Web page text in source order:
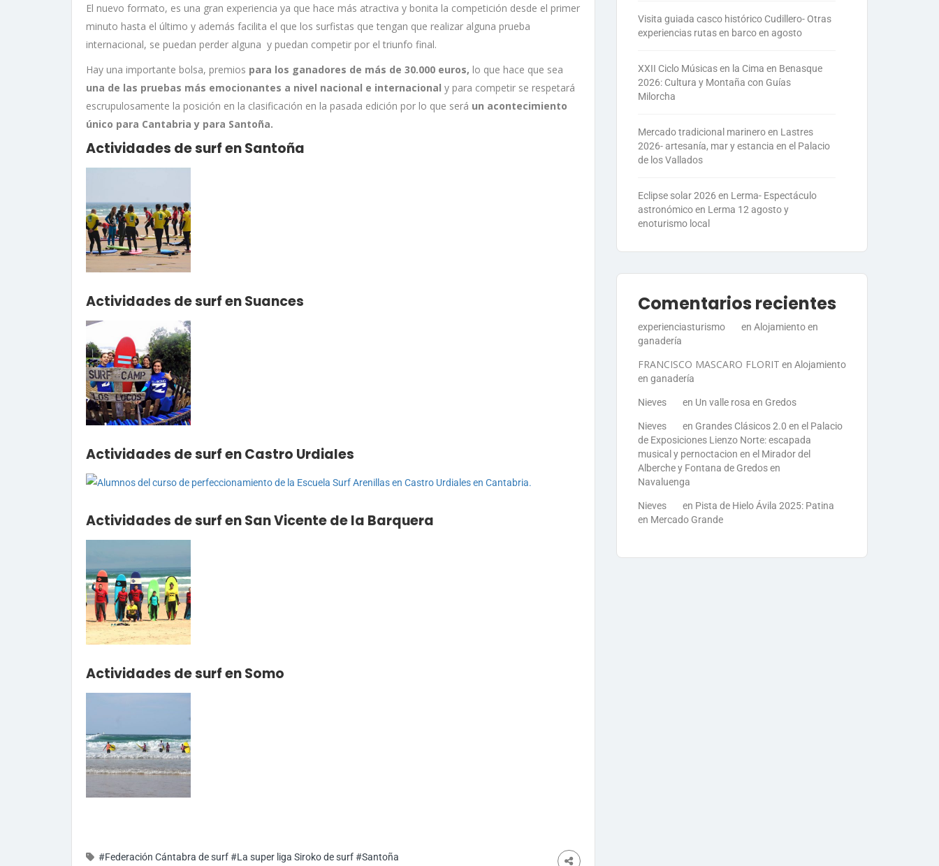
El nuevo formato, es una gran experiencia ya que hace más atractiva y bonita la competición desde el primer
minuto hasta el último y además facilita el que los surfistas que tengan que realizar alguna prueba
internacional, se puedan perder alguna y puedan competir por el triunfo final.
Hay una importante bolsa, premios para los ganadores de más de 30.000 euros, lo que hace que sea
una de las pruebas más emocionantes a nivel nacional e internacional y para competir se respetará
escrupulosamente la posición en la clasificación en la pasada edición por lo que será un acontecimiento
único para Cantabria y para Santoña.
Actividades de surf en Santoña
Actividades de surf en Suances
Actividades de surf en Castro Urdiales
Actividades de surf en San Vicente de la Barquera
Actividades de surf en Somo
#Federación Cántabra de surf#La super liga Siroko de surf#Santoña
Visita guiada casco histórico Cudillero- Otras
experiencias rutas en barco en agosto
XXII Ciclo Músicas en la Cima en Benasque
2026: Cultura y Montaña con Guías
Milorcha
Mercado tradicional marinero en Lastres
2026- artesanía, mar y estancia en el Palacio
de los Vallados
Eclipse solar 2026 en Lerma- Espectáculo
astronómico en Lerma 12 agosto y
enoturismo local
Comentarios recientes
experienciasturismo en Alojamiento en
ganadería
FRANCISCO MASCARO FLORIT en Alojamiento
en ganadería
Nieves en Un valle rosa en Gredos
Nieves en Grandes Clásicos 2.0 en el Palacio
de Exposiciones Lienzo Norte: escapada
musical y pernoctacion en el Mirador del
Alberche y Fontana de Gredos en
Navaluenga
Nieves en Pista de Hielo Ávila 2025: Patina
en Mercado Grande